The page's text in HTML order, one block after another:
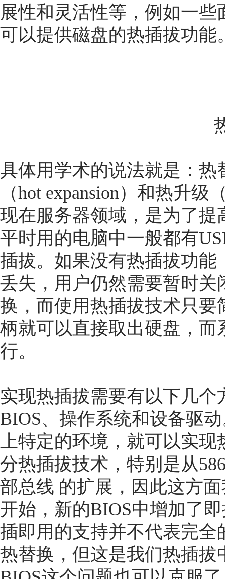
展性和灵活性等，例如一
可以提供磁盘的热插拔功能
具体用学术的说法就是：热
（hot expansion）和热升
现在服务器领域，是为了
平时用的电脑中一般都有
插拔。如果没有热插拔功
丢失，用户仍然需要暂时
换，而使用热插拔技术只
柄就可以直接取出硬盘，
行。
实现热插拔需要有以下几
BIOS、操作系统和设备驱
上特定的环境，就可以实
分热插拔技术，特别是从
部总线 的扩展，因此这方
开始，新的BIOS中增加了
插即用的支持并不代表完
热替换，但这是我们热插